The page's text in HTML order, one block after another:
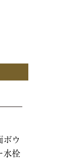
ボウ
水栓